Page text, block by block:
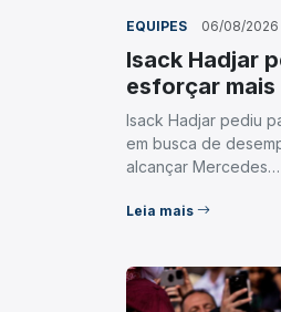
EQUIPES 06/08/2026
Isack Hadjar
esforçar mais
Isack Hadjar pediu
em busca de
alcançar Mercedes…
Leia mais